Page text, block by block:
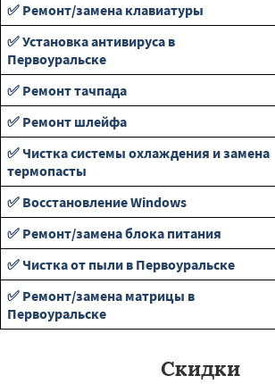
✅ Ремонт/замена клавиатуры
✅ Установка антивируса в
Первоуральске
✅ Ремонт тачпада
✅ Ремонт шлейфа
✅ Чистка системы охлаждения и замена
термопасты
✅ Восстановление Windows
✅ Ремонт/замена блока питания
✅ Чистка от пыли в Первоуральске
✅ Ремонт/замена матрицы в
Первоуральске
Скидки